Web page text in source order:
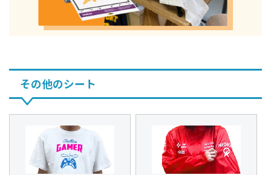
その他のシート